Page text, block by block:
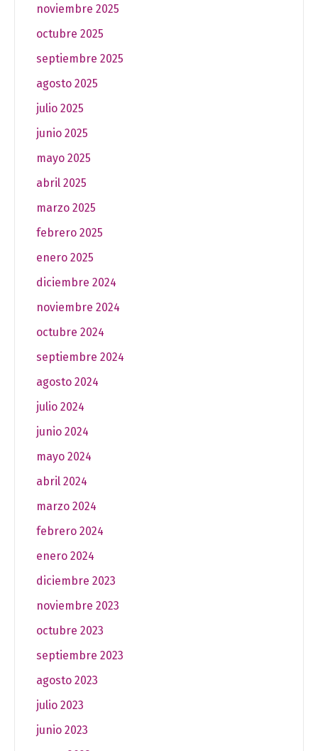
noviembre 2025
octubre 2025
septiembre 2025
agosto 2025
julio 2025
junio 2025
mayo 2025
abril 2025
marzo 2025
febrero 2025
enero 2025
diciembre 2024
noviembre 2024
octubre 2024
septiembre 2024
agosto 2024
julio 2024
junio 2024
mayo 2024
abril 2024
marzo 2024
febrero 2024
enero 2024
diciembre 2023
noviembre 2023
octubre 2023
septiembre 2023
agosto 2023
julio 2023
junio 2023